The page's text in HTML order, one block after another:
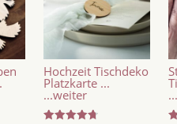
Hochzeit Tischdeko
Platzkarte ...
...weiter